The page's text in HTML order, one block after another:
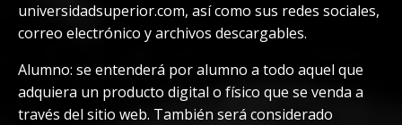
universidadsuperior.com, así como sus redes sociales,
correo electrónico y archivos descargables.
Alumno: se entenderá por alumno a todo aquel que
adquiera un producto digital o físico que se venda a
través del sitio web. También será considerado